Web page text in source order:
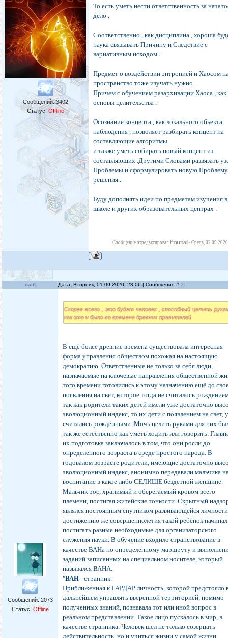
Сообщений:3402
Статус:Offline
То есть уметь нести ответственность за
дело .
Соответственно , как дисциплина , хороша
наука связывать Причину и Следствие с
вариативным исходом .
Предмет о воздействии энтропией и Хаосом
пространство тоже изучать нужно .
Причем с обучением разархивации Хаоса , как
основы целительства .
Осознание концепта , как локального обьекта
наблюдения , позволяет разбирать концепт на
составляющие алгоритмы
и также уметь собирать новый концепт из
составляющих .Другими Словами развязать
Проблемы и сформулировать новую
решения .
Буду дополнять идеи по предметам изучения в
школе и других образовательных центрах .
Сообщение отредактировалFractal -Среда,
caitt Дата: Вторник, 01.09.2020, 23:06 | Сообщение #25
Сообщений: 2073
Статус: Offline
Скорее всего , это будет человек , способный целить
как это и было во времена древних правителей
В ещë более древние времена существовала интересная
форма управления обществом похожая на настоящую
демократию. Ответственные не только за себя люди,
назначаемые на ключевые направления общественной
того времени готовились к этому назначению ещë до
появления на свет, которое тогда не считалось
так как родители таких детей имели уже достаточно
эволюционный индекс, то их дети с появлением на свет,
считались рождëнными. Мочь целить руками для них
так же естественно как уметь ходить или говорить.
их подготовка заключалось в том, что они росли до
определëнного возраста в среде простого народа. В
годовалом возрасте родители, имеющие достаточно
эволюционный индекс, анонимно передавали мальчика
воспитание в какое либо СЕЛИЩЕ бездетной женщине.
Мальчик рос, хранимый и оберегаемый кровом всего
племени, постигая житейские тонкости. Скрытный
являлся постоянным спутником развивающейся
достижению же совершеннолетия такой ребëнок начинал
постигать разные необходимые для организаторского
служения науки. В обучение входило странствование в
качестве ВАНа по определëнному маршруту и
заданий записанных на специальном носителе, который
назывался ВАНА.
"ВАН - странник.
Приближенная к ГАРДАР личность, которой предстояло
дальнейшем управлять вверенной территорией, помимо
полученных знаний, познавала тот или иной вопрос в
реальном представлении. Такое лицо пускалось в мир, в
качестве странника. Человек шел не только созерцать
действительность, но и учиться жизни у самой жизни.